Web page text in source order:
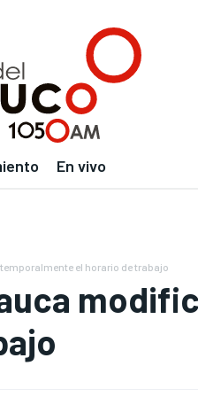
En vivo
el horario de trabajo